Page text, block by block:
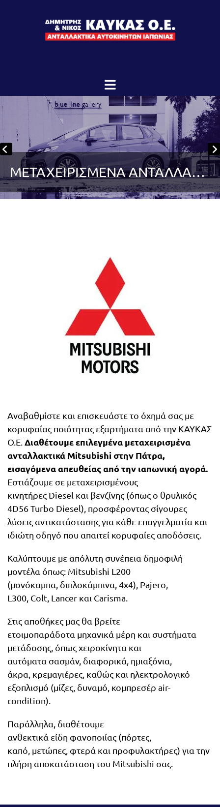
ΜΕΤΑΧΕΙΡΙΣΜΕΝΑ ΑΝΤΑΛΛΑΚΤΙΚΑ
Αναβαθμίστε και επισκευάστε το όχημά σας με
κορυφαίας ποιότητας εξαρτήματα από την ΚΑΥΚΑΣ
Ο.Ε.Διαθέτουμε επιλεγμένα μεταχειρισμένα
ανταλλακτικά Mitsubishi στην Πάτρα,
εισαγόμενα απευθείας από την ιαπωνική αγορά.
Εστιάζουμε σε μεταχειρισμένους
κινητήρες Diesel και βενζίνης (όπως ο θρυλικός
4D56 Turbo Diesel), προσφέροντας σίγουρες
λύσεις αντικατάστασης για κάθε επαγγελματία και
ιδιώτη οδηγό που απαιτεί κορυφαίες αποδόσεις.
Καλύπτουμε με απόλυτη συνέπεια δημοφιλή
μοντέλα όπως: Mitsubishi L200
(μονόκαμπα, διπλοκάμπινα, 4x4), Pajero,
L300, Colt, Lancer και Carisma.
Στις αποθήκες μας θα βρείτε
ετοιμοπαράδοτα μηχανικά μέρη και συστήματα
μετάδοσης, όπως χειροκίνητα και
αυτόματα σασμάν, διαφορικά, ημιαξόνια,
άκρα, κρεμαγιέρες, καθώς και ηλεκτρολογικό
εξοπλισμό (μίζες, δυναμό, κομπρεσέρ air-
condition).
Παράλληλα, διαθέτουμε
ανθεκτικά είδη φανοποιίας (πόρτες,
καπό, μετώπες, φτερά και προφυλακτήρες) για την
πλήρη αποκατάσταση του Mitsubishi σας.